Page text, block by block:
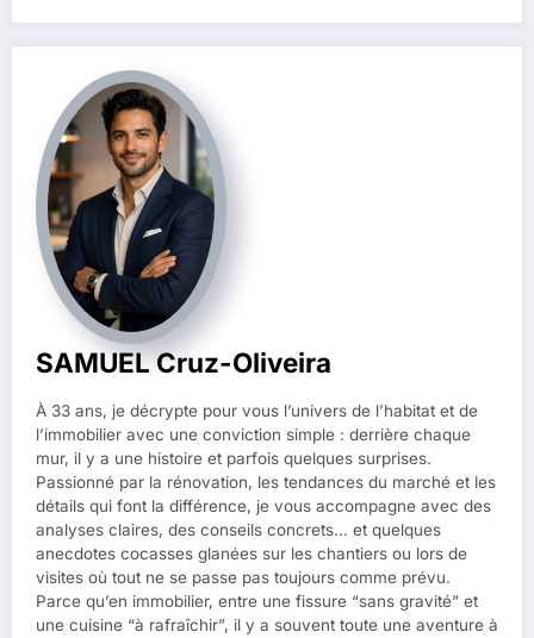
SAMUEL Cruz-Oliveira
À 33 ans, je décrypte pour vous l’univers de l’habitat et de
l’immobilier avec une conviction simple : derrière chaque
mur, il y a une histoire et parfois quelques surprises.
Passionné par la rénovation, les tendances du marché et les
détails qui font la différence, je vous accompagne avec des
analyses claires, des conseils concrets… et quelques
anecdotes cocasses glanées sur les chantiers ou lors de
visites où tout ne se passe pas toujours comme prévu.
Parce qu’en immobilier, entre une fissure “sans gravité” et
une cuisine “à rafraîchir”, il y a souvent toute une aventure à